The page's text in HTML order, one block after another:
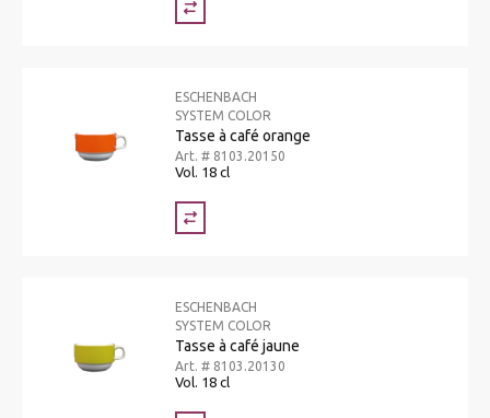
ESCHENBACH
SYSTEM COLOR
Tasse à café orange
Art. # 8103.20150
Vol. 18 cl
ESCHENBACH
SYSTEM COLOR
Tasse à café jaune
Art. # 8103.20130
Vol. 18 cl